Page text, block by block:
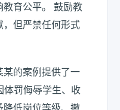
教育公平。 鼓励教
，但严禁任何形式
某的案例提供了一
体罚侮辱学生、收